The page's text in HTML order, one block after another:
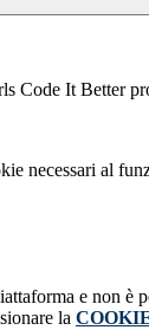
It Better
necessari al
e non è
la